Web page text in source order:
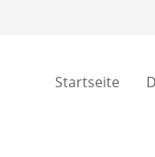
Startseite